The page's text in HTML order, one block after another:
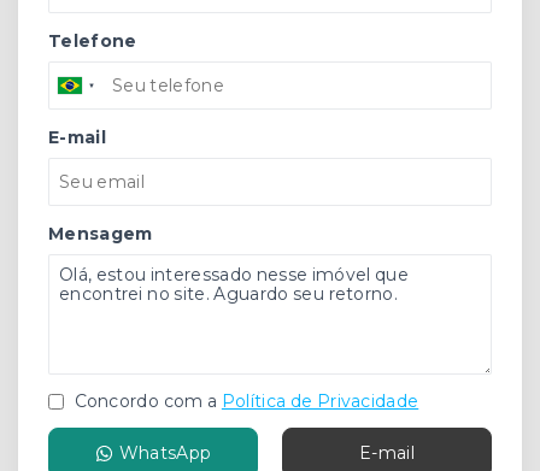
Telefone
E-mail
Mensagem
Concordo com a Política de Privacidade
WhatsApp E-mail